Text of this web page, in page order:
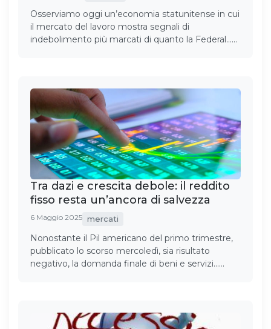
Osserviamo oggi un’economia statunitense in cui
il mercato del lavoro mostra segnali di
indebolimento più marcati di quanto la Federal……
Tra dazi e crescita debole: il reddito
fisso resta un’ancora di salvezza
6 Maggio 2025 mercati
Nonostante il Pil americano del primo trimestre,
pubblicato lo scorso mercoledì, sia risultato
negativo, la domanda finale di beni e servizi……